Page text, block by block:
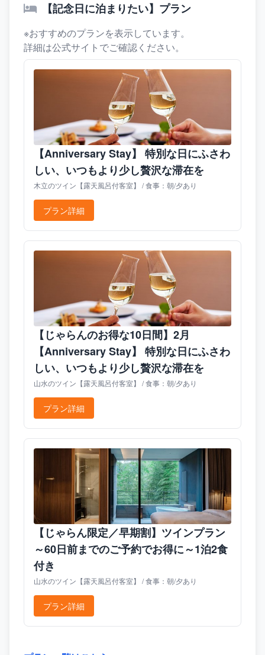
【記念日に泊まりたい】プラン
※おすすめのプランを表示しています。
詳細は公式サイトでご確認ください。
【Anniversary Stay】 特別な日にふさわ
しい、いつもより少し贅沢な滞在を
木立のツイン【露天風呂付客室】 / 食事：朝/夕あり
プラン詳細
【じゃらんのお得な10日間】2月
【Anniversary Stay】 特別な日にふさわ
しい、いつもより少し贅沢な滞在を
山水のツイン【露天風呂付客室】 / 食事：朝/夕あり
プラン詳細
【じゃらん限定／早期割】ツインプラン
～60日前までのご予約でお得に～1泊2食
付き
山水のツイン【露天風呂付客室】 / 食事：朝/夕あり
プラン詳細